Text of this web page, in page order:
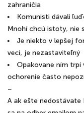
zahraničia
Komunisti dávali
Mnohí chcú istoty, nie
Je niekto v lepšej
veci, je nezastaviteľný
Opakovane ním trpí
ochorenie často
–
A ak ešte nedostávate